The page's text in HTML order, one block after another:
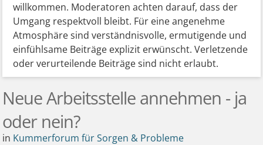
willkommen. Moderatoren achten darauf, dass der
Umgang respektvoll bleibt. Für eine angenehme
Atmosphäre sind verständnisvolle, ermutigende und
einfühlsame Beiträge explizit erwünscht. Verletzende
oder verurteilende Beiträge sind nicht erlaubt.
Neue Arbeitsstelle annehmen - ja
oder nein?
in Kummerforum für Sorgen & Probleme